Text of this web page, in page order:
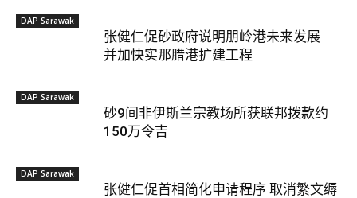
DAP Sarawak
张健仁促砂政府说明朋岭港未来发展
并加快实那腊港扩建工程
DAP Sarawak
砂9间非伊斯兰宗教场所获联邦拨款约
150万令吉
DAP Sarawak
张健仁促首相简化申请程序 取消繁文缛